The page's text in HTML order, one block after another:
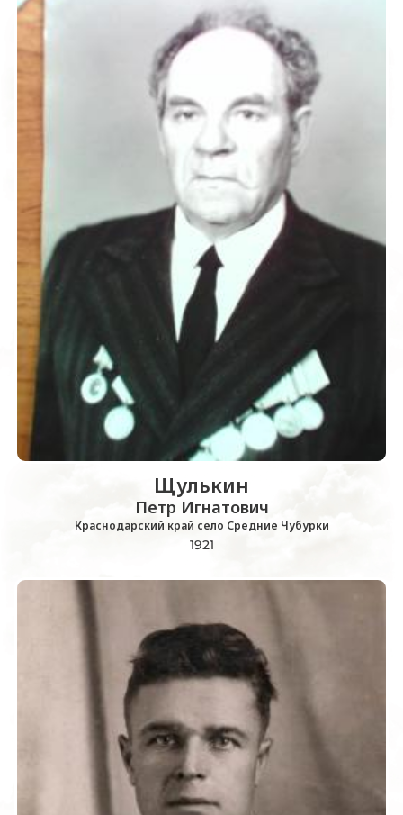
Щулькин
Петр Игнатович
Краснодарский край село Средние Чубурки
1921